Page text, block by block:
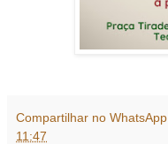
Compartilhar no WhatsApp
11:47